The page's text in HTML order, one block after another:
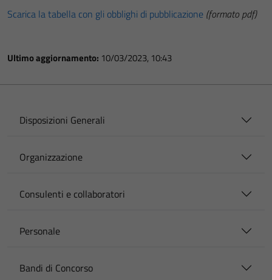
Scarica la tabella con gli obblighi di pubblicazione (formato pdf)
Ultimo aggiornamento: 10/03/2023, 10:43
Disposizioni Generali
Organizzazione
Consulenti e collaboratori
Personale
Bandi di Concorso